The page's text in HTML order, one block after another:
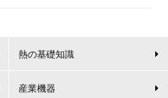
熱の基礎知識
産業機器